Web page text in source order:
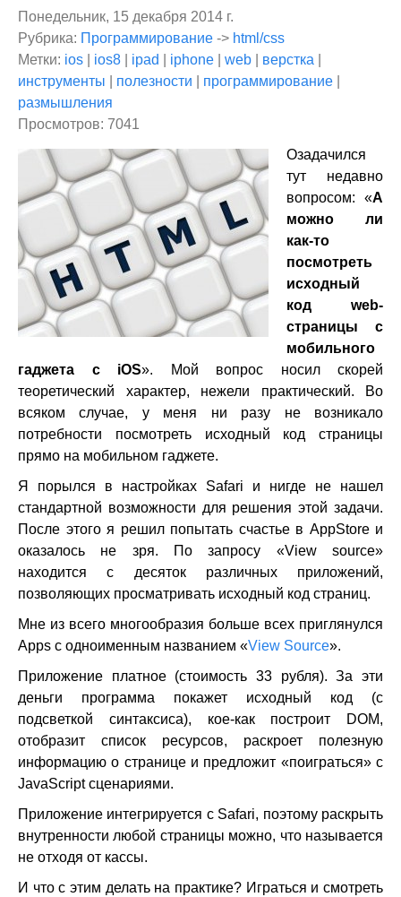
Понедельник, 15 декабря 2014 г.
Рубрика: Программирование -> html/css
Метки: ios ios8 ipad iphone web верстка
инструменты
полезности программирование
размышления
Просмотров: 7041
Озадачился
тут недавно
вопросом: «А
можно ли
как-то
посмотреть
исходный
код web-
страницы с
мобильного
гаджета с iOS». Мой вопрос носил скорей
теоретический характер, нежели практический. Во
всяком случае, у меня ни разу не возникало
потребности посмотреть исходный код страницы
прямо на мобильном гаджете.
Я порылся в настройках Safari и нигде не нашел
стандартной возможности для решения этой задачи.
После этого я решил попытать счастье в AppStore и
оказалось не зря. По запросу «View source»
находится с десяток различных приложений,
позволяющих просматривать исходный код страниц.
Мне из всего многообразия больше всех приглянулся
Apps с одноименным названием «View Source».
Приложение платное (стоимость 33 рубля). За эти
деньги программа покажет исходный код (с
подсветкой синтаксиса), кое-как построит DOM,
отобразит список ресурсов, раскроет полезную
информацию о странице и предложит «поиграться» с
JavaScript сценариями.
Приложение интегрируется с Safari, поэтому раскрыть
внутренности любой страницы можно, что называется
не отходя от кассы.
И что с этим делать на практике? Играться и смотреть